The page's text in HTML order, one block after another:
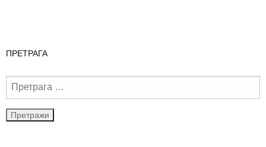
ПРЕТРАГА